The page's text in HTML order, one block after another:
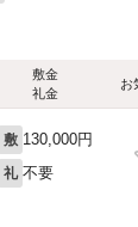
敷金
礼金
お
敷 130,000円
礼 不要